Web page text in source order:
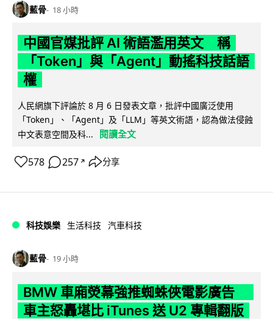
藍骨 18 小時
中國官媒批評 AI 術語濫用英文 稱
「Token」與「Agent」動搖科技話語
權
人民網旗下評論於 8 月 6 日發表文章，批評中國廣泛使用
「Token」、「Agent」及「LLM」等英文術語，認為做法侵蝕
中文表意空間及科...
閱讀全文
578 257 ↗ 分享
科技娛樂 生活科技 汽車科技
藍骨 19 小時
BMW 車廂熒幕強推蜘蛛俠電影廣告
車主怒轟堪比 iTunes 送 U2 專輯翻版